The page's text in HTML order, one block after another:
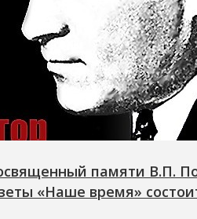
памяти В.П.
«Наше время»